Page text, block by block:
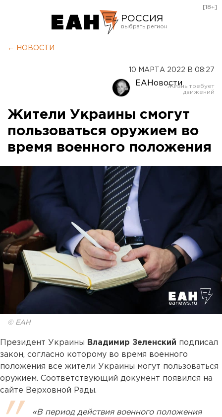
РОССИЯ
Оренбург
[18+]
← НОВОСТИ
10 МАРТА 2022 В 08:27
ЕАНовости
Жители Украины смогут
пользоваться оружием во
время военного положения
© ЕАН
Президент Украины Владимир Зеленский подписал
закон, согласно которому во время военного
положения все жители Украины могут пользоваться
оружием. Соответствующий документ появился на
сайте Верховной Рады.
«В период действия военного положения